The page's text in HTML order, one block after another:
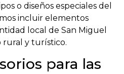
o diseños especiales del
incluir elementos
local de San Miguel
rural y turístico.
para las